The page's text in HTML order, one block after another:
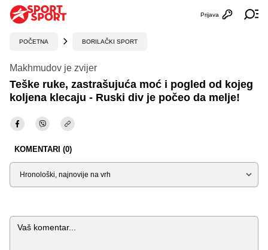
Otvori
Prijava
POČETNA BORILAČKI SPORT
Makhmudov je zvijer
Teške ruke, zastrašujuća moć i pogled od kojeg
koljena klecaju - Ruski div je počeo da melje!
KOMENTARI (0)
Sortiraj
Komentar